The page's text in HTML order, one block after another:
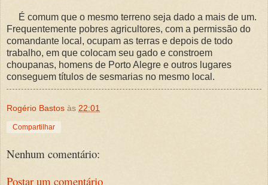
É comum que o mesmo terreno seja dado a mais de um.
Frequentemente pobres agricultores, com a permissão do
comandante local, ocupam as terras e depois de todo
trabalho, em que colocam seu gado e constroem
choupanas, homens de Porto Alegre e outros lugares
conseguem títulos de sesmarias no mesmo local.
Rogério Bastos às 22:01
Compartilhar
Nenhum comentário:
Postar um comentário